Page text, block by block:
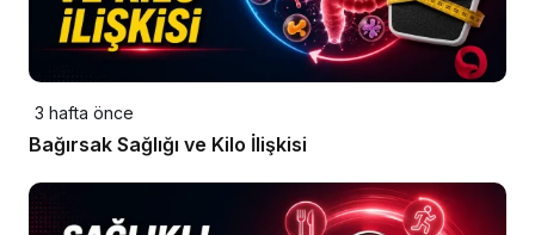
3 hafta önce
Bağırsak Sağlığı ve Kilo İlişkisi